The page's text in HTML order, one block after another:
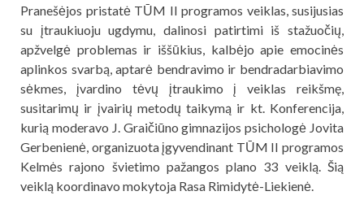
Pranešėjos pristatė TŪM II programos veiklas, susijusias
su įtraukiuoju ugdymu, dalinosi patirtimi iš stažuočių,
apžvelgė problemas ir iššūkius, kalbėjo apie emocinės
aplinkos svarbą, aptarė bendravimo ir bendradarbiavimo
sėkmes, įvardino tėvų įtraukimo į veiklas reikšmę,
susitarimų ir įvairių metodų taikymą ir kt. Konferencija,
kurią moderavo J. Graičiūno gimnazijos psichologė Jovita
Gerbenienė, organizuota įgyvendinant TŪM II programos
Kelmės rajono švietimo pažangos plano 33 veiklą. Šią
veiklą koordinavo mokytoja Rasa Rimidytė-Liekienė.